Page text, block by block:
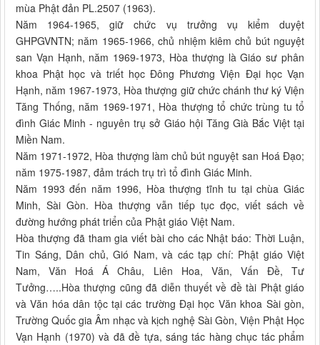
mùa Phật đản PL.2507 (1963).
Năm 1964-1965, giữ chức vụ trưởng vụ kiểm duyệt
GHPGVNTN; năm 1965-1966, chủ nhiệm kiêm chủ bút nguyệt
san Vạn Hạnh, năm 1969-1973, Hòa thượng là Giáo sư phân
khoa Phật học và triết học Đông Phương Viện Đại học Vạn
Hạnh, năm 1967-1973, Hòa thượng giữ chức chánh thư ký Viện
Tăng Thống, năm 1969-1971, Hòa thượng tổ chức trùng tu tổ
đình Giác Minh - nguyên trụ sở Giáo hội Tăng Già Bắc Việt tại
Miền Nam.
Năm 1971-1972, Hòa thượng làm chủ bút nguyệt san Hoá Đạo;
năm 1975-1987, đảm trách trụ trì tổ đình Giác Minh.
Năm 1993 đến năm 1996, Hòa thượng tĩnh tu tại chùa Giác
Minh, Sài Gòn. Hòa thượng vẫn tiếp tục đọc, viết sách về
đường hướng phát triển của Phật giáo Việt Nam.
Hòa thượng đã tham gia viết bài cho các Nhật báo: Thời Luận,
Tin Sáng, Dân chủ, Gió Nam, và các tạp chí: Phật giáo Việt
Nam, Văn Hoá Á Châu, Liên Hoa, Văn, Vấn Đề, Tư
Tưởng…..Hòa thượng cũng đã diễn thuyết về đề tài Phật giáo
và Văn hóa dân tộc tại các trường Đại học Văn khoa Sài gòn,
Trường Quốc gia Âm nhạc và kịch nghệ Sài Gòn, Viện Phật Học
Vạn Hạnh (1970) và đã đề tựa, sáng tác hàng chục tác phẩm